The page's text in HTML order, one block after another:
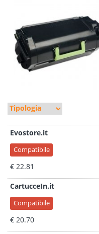
Evostore.it
Compatibile
€ 22.81
CartucceIn.it
Compatibile
€ 20.70